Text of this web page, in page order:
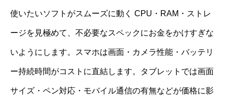
使いたいソフトがスムーズに動く CPU・RAM・ストレ
ージを見極めて、不必要なスペックにお金をかけすぎな
いようにします。スマホは画面・カメラ性能・バッテリ
ー持続時間がコストに直結します。タブレットでは画面
サイズ・ペン対応・モバイル通信の有無などが価格に影